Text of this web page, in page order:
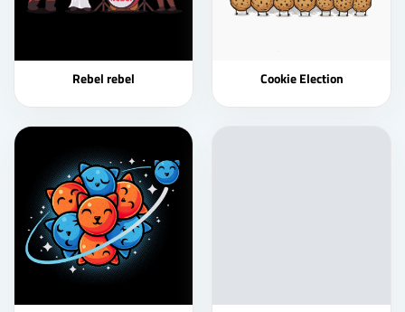
Rebel rebel Cookie Election